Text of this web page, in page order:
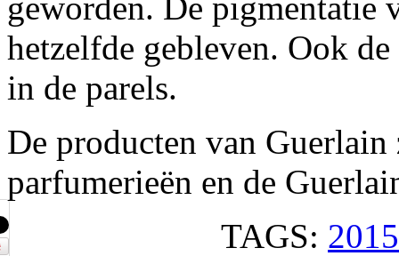
hetzelfde gebleven. Ook
in de parels.
De producten van
parfumerieën en de
TAGS: 2015